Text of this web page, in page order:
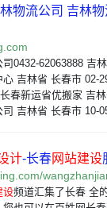
物流公司 吉林
0432-62063888 吉
吉林省 长春市 02-
春新运省优搬家 吉
司 吉林省 长春市 10-
计-长春网站建设
设频道汇集了长春 全